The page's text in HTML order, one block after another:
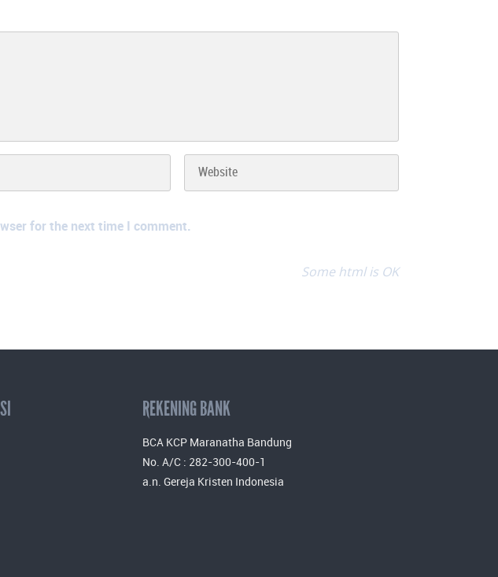
for the next time I comment.
Some html is OK
REKENING BANK
BCA KCP Maranatha Bandung
No. A/C : 282-300-400-1
a.n. Gereja Kristen Indonesia